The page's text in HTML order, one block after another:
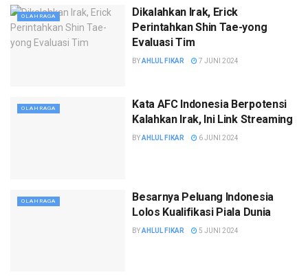
OLAHRAGA
Dikalahkan Irak, Erick
Perintahkan Shin Tae-yong
Evaluasi Tim
BYAHLUL FIKAR 7 JUNI 2024
OLAHRAGA
Kata AFC Indonesia Berpotensi
Kalahkan Irak, Ini Link Streaming
BYAHLUL FIKAR 6 JUNI 2024
OLAHRAGA
Besarnya Peluang Indonesia
Lolos Kualifikasi Piala Dunia
BYAHLUL FIKAR 5 JUNI 2024